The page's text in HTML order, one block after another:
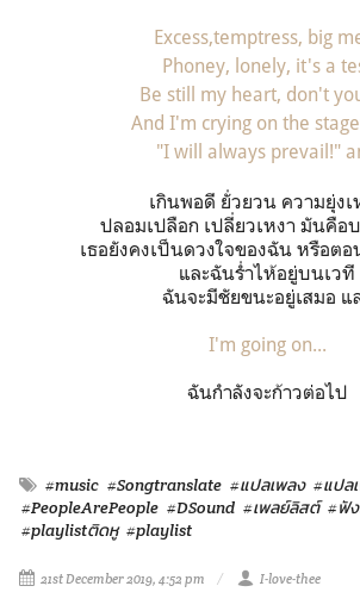
Excess,temptress, big
Phoney, lonely, it's a
Be still my heart, don't
And I'm crying on the
"I will always prevail!"
เกินพอดี ยั่วยวน ความยุ่งเ
ปลอมเปลือก เปลี่ยวเหงา มันคื
เธอยังคงเป็นดวงใจของฉัน หรือต
และฉันร่ำไห้อยู่บนเวที
ฉันจะมีชัยขนะอยู่เสมอ แ
I'm going on...
ฉันกำลังจะก้าวต่อไป
#music #Songtranslate #แปลเพลง #แปล
#PeopleArePeople #DSound #เพลย์ลิสต์ #ฟั
#playlistติดหู #playlist
21st December 2019, 4:52 pm I-love-thee